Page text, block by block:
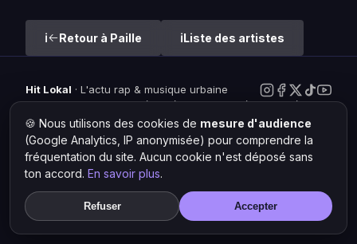
Retour à Paille Liste des artistes
Hit Lokal · L'actu rap & musique urbaine
© 2026 — Tous droits réservés ·Mentions légales·Gérer les
cookies
🍪 Nous utilisons des cookies de mesure d'audience
(Google Analytics, IP anonymisée) pour comprendre la
fréquentation du site. Aucun cookie n'est déposé sans
ton accord. En savoir plus.
Refuser Accepter